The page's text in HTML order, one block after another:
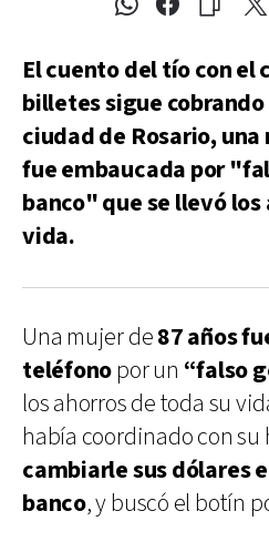
El cuento del tío con el
billetes sigue
ciudad de Rosario, una
fue embaucada por
banco" que se llevó
vida.
Una mujer de87 años
teléfonopor un “falso
los ahorros de toda su
había coordinado con su
cambiarle sus dólares
banco, y buscó el botín